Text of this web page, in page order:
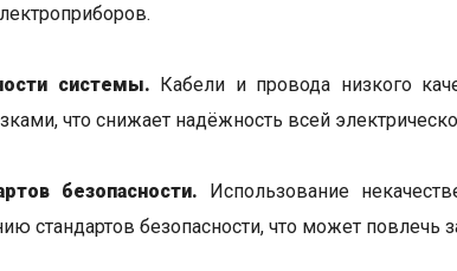
системы. Кабели и провода низкого
что снижает надёжность всей
безопасности. Использование
стандартов безопасности, что может повлечь